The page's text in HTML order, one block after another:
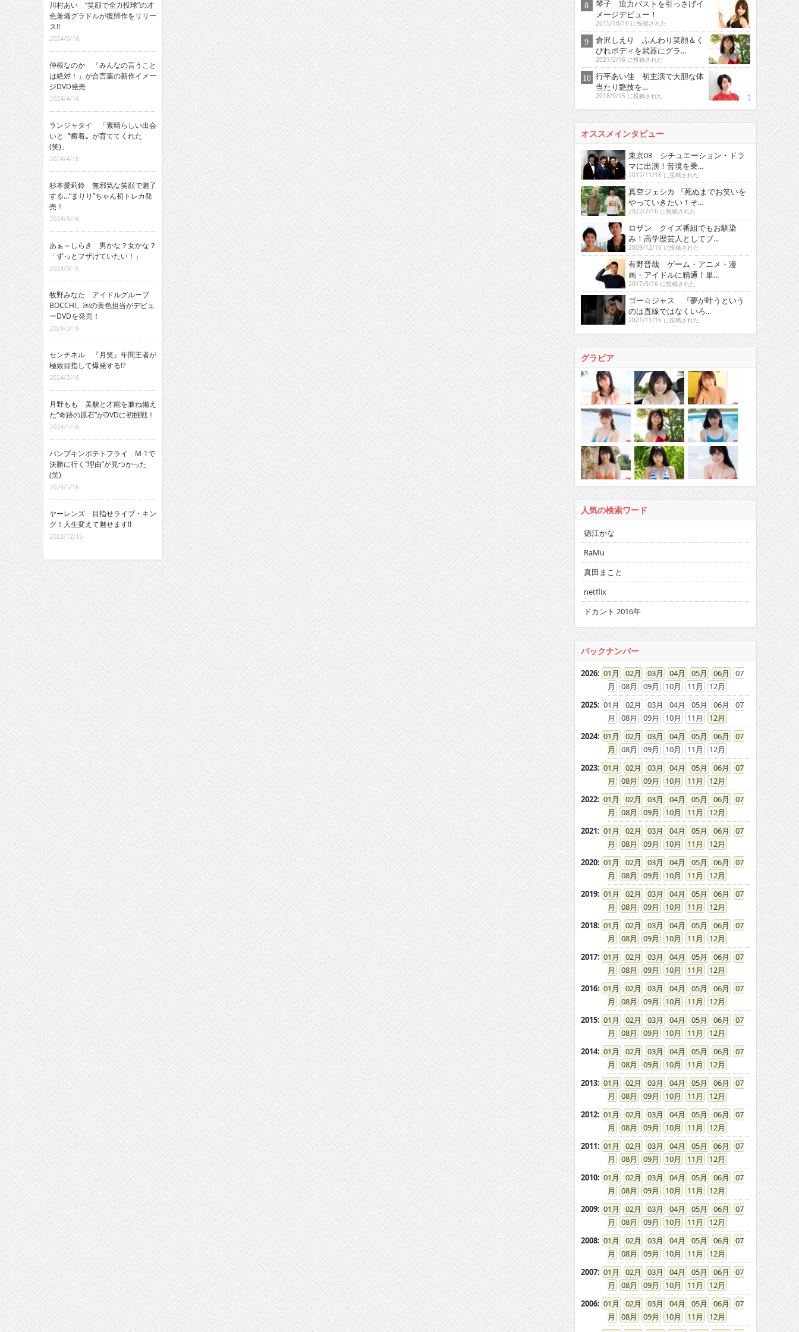
川村あい “笑顔で全力投球”の才
色兼備グラドルが復帰作をリリー
ス!!
2024/5/16
仲根なのか 「みんなの言うこと
は絶対！」が合言葉の新作イメー
ジDVD発売
2024/4/16
ランジャタイ 「素晴らしい出会
いと〝癒着〟が育ててくれた
(笑)」
2024/4/16
杉本愛莉鈴 無邪気な笑顔で魅了
する…“まりり”ちゃん初トレカ発
売！
2024/3/16
あぁ～しらき 男かな？女かな？
「ずっとフザけていたい！」
2024/3/16
牧野みなた アイドルグループ
BOCCHI。￼の黄色担当がデビュ
ーDVDを発売！
2024/2/16
センチネル 『月笑』年間王者が
極致目指して爆発する!?
2024/2/16
月野もも 美貌と才能を兼ね備え
た“奇跡の原石”がDVDに初挑戦！
2024/1/16
パンプキンポテトフライ M-1で
決勝に行く“理由”が見つかった
(笑)
2024/1/16
ヤーレンズ 目指せライブ・キン
グ！人生変えて魅せます!!
2023/12/15
琴子 迫力バストを引っさげイ
メージデビュー！
2015/10/16 に投稿された
倉沢しえり ふんわり笑顔＆く
びれボディを武器にグラ...
2021/2/16 に投稿された
行平あい佳 初主演で大胆な体
当たり艶技を…
2018/9/15 に投稿された
オススメインタビュー
東京03 シチュエーション・ドラ
マに出演！苦境を乗...
2017/11/16 に投稿された
真空ジェシカ 『死ぬまでお笑いを
やっていきたい！そ...
2022/7/16 に投稿された
ロザン クイズ番組でもお馴染
み！高学歴芸人としてブ...
2009/12/16 に投稿された
有野晋哉 ゲーム・アニメ・漫
画・アイドルに精通！単...
2017/5/16 に投稿された
ゴー☆ジャス 『夢が叶うという
のは直線ではなくいろ...
2021/11/16 に投稿された
グラビア
人気の検索ワード
徳江かな
RaMu
真田まこと
netflix
ドカント 2016年
バックナンバー
2026: 01 02 03 04 05 06
07
08
09 10 11
12
2025: 01 02 03 04 05 06
07
08
09 10 11
12
2024: 01 02 03 04 05 06
07
08
09 10 11
12
2023: 01 02 03 04 05 06
07
08
09 10 11
12
2022: 01 02 03 04 05 06
07
08
09 10 11
12
2021: 01 02 03 04 05 06
07
08
09 10 11
12
2020: 01 02 03 04 05 06
07
08
09 10 11
12
2019: 01 02 03 04 05 06
07
08
09 10 11
12
2018: 01 02 03 04 05 06
07
08
09 10 11
12
2017: 01 02 03 04 05 06
07
08
09 10 11
12
2016: 01 02 03 04 05 06
07
08
09 10 11
12
2015: 01 02 03 04 05 06
07
08
09 10 11
12
2014: 01 02 03 04 05 06
07
08
09 10 11
12
2013: 01 02 03 04 05 06
07
08
09 10 11
12
2012: 01 02 03 04 05 06
07
08
09 10 11
12
2011: 01 02 03 04 05 06
07
08
09 10 11
12
2010: 01 02 03 04 05 06
07
08
09 10 11
12
2009: 01 02 03 04 05 06
07
08
09 10 11
12
2008: 01 02 03 04 05 06
07
08
09 10 11
12
2007: 01 02 03 04 05 06
07
08
09 10 11
12
2006: 01 02 03 04 05 06
07
08
09 10 11
12